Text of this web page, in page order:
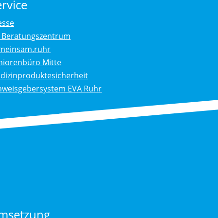
Beratungszentrum
Mitte
EVA Ruhr